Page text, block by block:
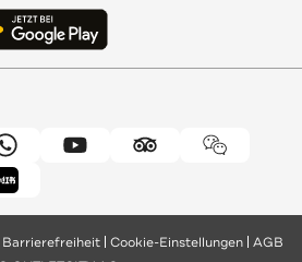
Barrierefreiheit Cookie-Einstellungen AGB